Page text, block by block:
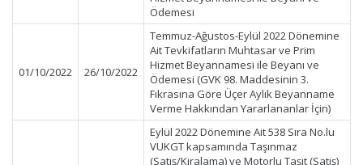
Ödemesi
01/10/2022 26/10/2022
Temmuz-Ağustos-Eylül 2022 Dönemine
Ait Tevkifatların Muhtasar ve Prim
Hizmet Beyannamesi ile Beyanı ve
Ödemesi (GVK 98. Maddesinin 3.
Fıkrasına Göre Üçer Aylık Beyanname
Verme Hakkından Yararlananlar İçin)
Eylül 2022 Dönemine Ait 538 Sıra No.lu
VUKGT kapsamında Taşınmaz
(Satış/Kiralama) ve Motorlu Taşıt (Satış)